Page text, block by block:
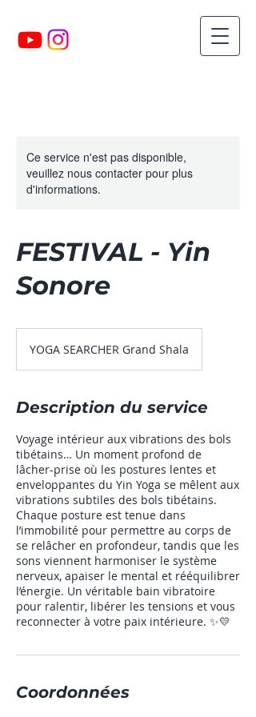
Ce service n'est pas disponible,
veuillez nous contacter pour plus
d'informations.
FESTIVAL - Yin
Sonore
YOGA SEARCHER Grand Shala
Description du service
Voyage intérieur aux vibrations des bols
tibétains… Un moment profond de
lâcher-prise où les postures lentes et
enveloppantes du Yin Yoga se mêlent aux
vibrations subtiles des bols tibétains.
Chaque posture est tenue dans
l’immobilité pour permettre au corps de
se relâcher en profondeur, tandis que les
sons viennent harmoniser le système
nerveux, apaiser le mental et rééquilibrer
l’énergie. Un véritable bain vibratoire
pour ralentir, libérer les tensions et vous
reconnecter à votre paix intérieure. ✨💛
Coordonnées